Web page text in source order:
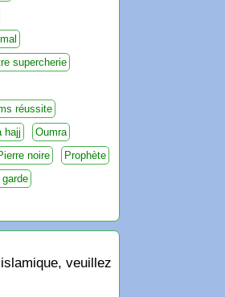
supercherie
réussite
hajj
Oumra
noire
Prophète
veuillez